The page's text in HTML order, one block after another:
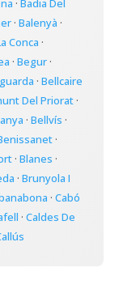
· Badia Del
· Balenyà ·
Conca ·
· Begur·
· Bellcaire
Del Priorat·
· Bellvís ·
·
· Blanes ·
· Brunyola I
· Cabó
· Caldes De